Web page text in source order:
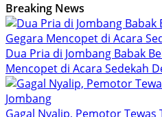
Breaking News
Dua Pria di Jombang Babak
Mencopet di Acara Sedekah
Gagal Nyalip, Pemotor